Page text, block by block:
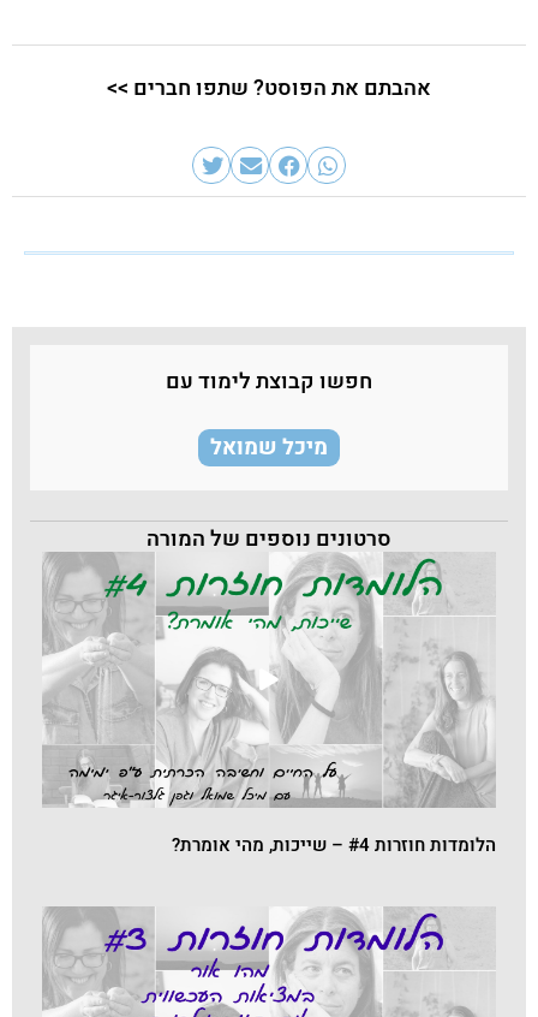
חפשו קבוצת לימוד עם
מיכל שמואל
סרטונים נוספים של המורה
הלומדות חוזרות #4 – שייכות, מהי אומרת?
אהבתם את הפוסט? שתפו חברים >>